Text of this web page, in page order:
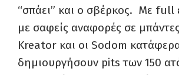
“σπάει” και ο σβέρκος. Με full
με σαφείς αναφορές σε
Kreator και οι Sodom
δημιουργήσουν pits των 150